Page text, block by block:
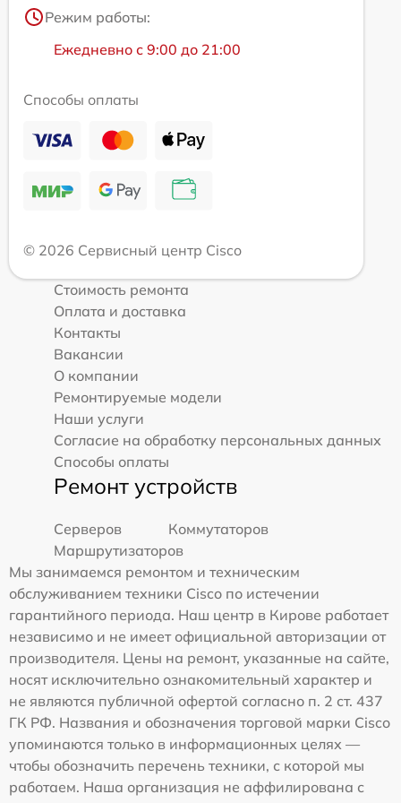
Режим работы:
Ежедневно с 9:00 до 21:00
Способы оплаты
© 2026 Сервисный центр Cisco
Стоимость ремонта
Оплата и доставка
Контакты
Вакансии
О компании
Ремонтируемые модели
Наши услуги
Согласие на обработку персональных данных
Способы оплаты
Ремонт устройств
Серверов
Коммутаторов
Маршрутизаторов
Мы занимаемся ремонтом и техническим
обслуживанием техники Cisco по истечении
гарантийного периода. Наш центр в Кирове работает
независимо и не имеет официальной авторизации от
производителя. Цены на ремонт, указанные на сайте,
носят исключительно ознакомительный характер и
не являются публичной офертой согласно п. 2 ст. 437
ГК РФ. Названия и обозначения торговой марки Cisco
упоминаются только в информационных целях —
чтобы обозначить перечень техники, с которой мы
работаем. Наша организация не аффилирована с